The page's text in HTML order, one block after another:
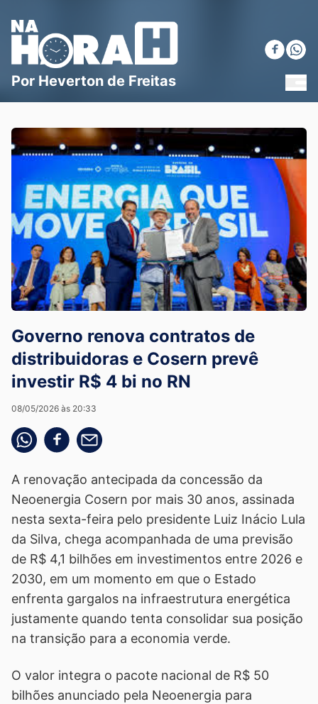
Blog Na Hora H
Por Heverton de Freitas
Governo renova contratos de
distribuidoras e Cosern prevê
investir R$ 4 bi no RN
08/05/2026 às 20:33
Compartilhe pelo whatsapp
Compartilhar no facebook
Compartilhe pelo email
A renovação antecipada da concessão da
Neoenergia Cosern por mais 30 anos, assinada
nesta sexta-feira pelo presidente Luiz Inácio Lula
da Silva, chega acompanhada de uma previsão
de R$ 4,1 bilhões em investimentos entre 2026 e
2030, em um momento em que o Estado
enfrenta gargalos na infraestrutura energética
justamente quando tenta consolidar sua posição
na transição para a economia verde.
O valor integra o pacote nacional de R$ 50
bilhões anunciado pela Neoenergia para